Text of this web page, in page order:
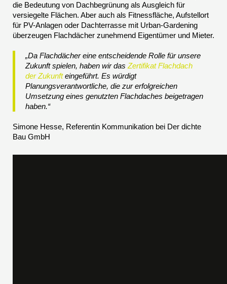
die Bedeutung von Dachbegrünung als Ausgleich für
versiegelte Flächen. Aber auch als Fitnessfläche, Aufstellort
für PV-Anlagen oder Dachterrasse mit Urban-Gardening
überzeugen Flachdächer zunehmend Eigentümer und Mieter.
„Da Flachdächer eine entscheidende Rolle für unsere
Zukunft spielen, haben wir das Zertifikat Flachdach
der Zukunfteingeführt. Es würdigt
Planungsverantwortliche, die zur erfolgreichen
Umsetzung eines genutzten Flachdaches beigetragen
haben.“
Simone Hesse, Referentin Kommunikation bei Der dichte
Bau GmbH